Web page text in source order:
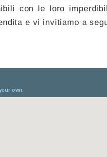
con le loro
e vi invitiamo a